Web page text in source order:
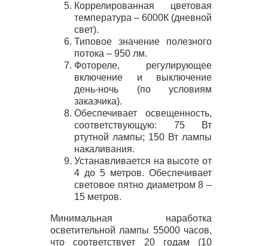
Коррелированная цветовая
температура – 6000К (дневной
свет).
Типовое значение полезного
потока – 950 лм.
Фотореле, регулирующее
включение и выключение
день-ночь (по условиям
заказчика).
Обеспечивает освещенность,
соответствующую: 75 Вт
ртутной лампы; 150 Вт лампы
накаливания.
Устанавливается на высоте от
4 до 5 метров. Обеспечивает
световое пятно диаметром 8 –
15 метров.
Минимальная наработка
осветительной лампы 55000 часов,
что соответствует 20 годам (10